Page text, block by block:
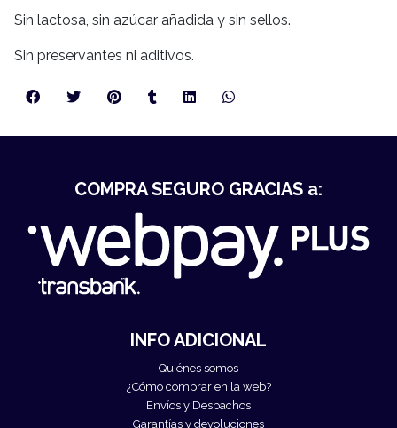
Sin lactosa, sin azúcar añadida y sin sellos.
Sin preservantes ni aditivos.
INFO ADICIONAL
Quiénes somos
¿Cómo comprar en la web?
Envíos y Despachos
Garantías y devoluciones
COMPRA SEGURO GRACIAS a: